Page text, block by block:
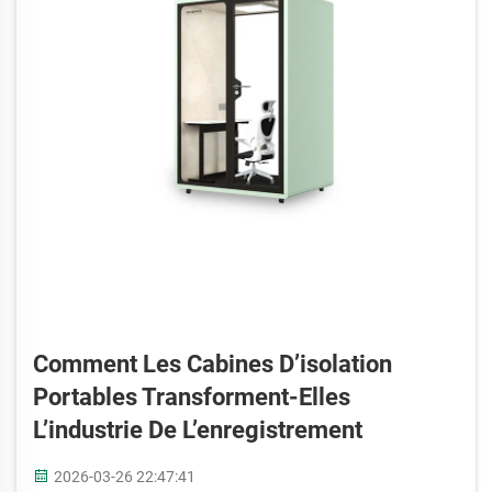
Comment Les Cabines D’isolation
Portables Transforment-Elles
L’industrie De L’enregistrement
2026-03-26 22:47:41